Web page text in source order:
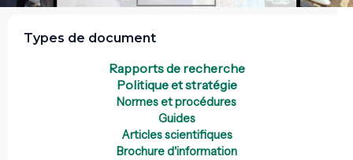
Types de document
Rapports de recherche
Politique et stratégie
Normes et procédures
Guides
Articles scientifiques
Brochure d'information